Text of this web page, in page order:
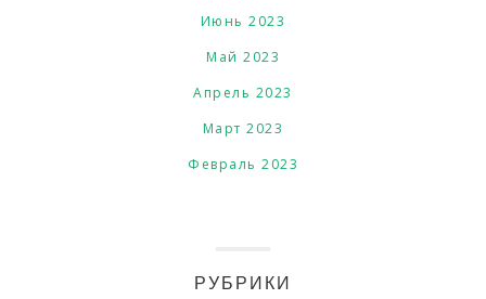
Июнь 2023
Май 2023
Апрель 2023
Март 2023
Февраль 2023
РУБРИКИ